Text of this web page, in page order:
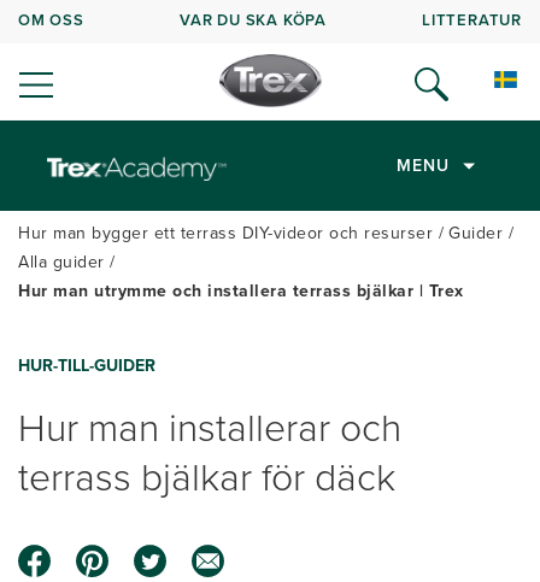
OM OSS VAR DU SKA KÖPA LITTERATUR
MENU
Hur man bygger ett terrass DIY-videor och resurser
Guider
Alla guider
Hur man utrymme och installera terrass bjälkar | Trex
HUR-TILL-GUIDER
Hur man installerar och
terrass bjälkar för däck